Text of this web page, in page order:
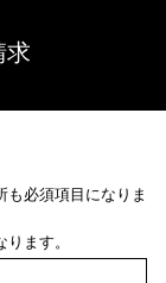
必須項目になりま
ます。